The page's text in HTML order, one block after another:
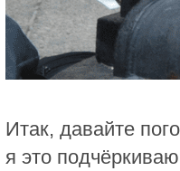
Итак, давайте
я это